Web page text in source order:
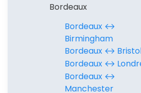
Bordeaux
Bordeaux ↔︎
Birmingham
Bordeaux ↔︎
Bordeaux ↔︎
Bordeaux ↔︎
Manchester